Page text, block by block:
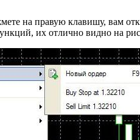
на правую клавишу, вам
их отлично видно на